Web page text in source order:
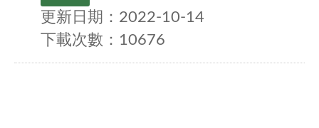
更新日期：2022-10-14
下載次數：10676